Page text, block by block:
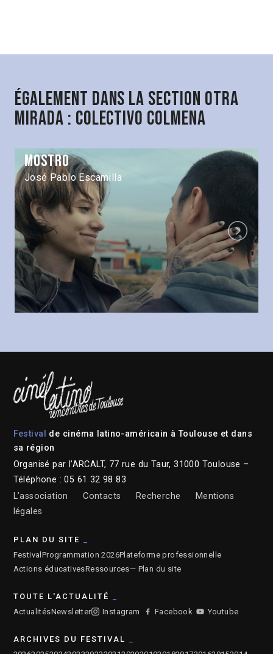
Également dans la section Otra
Mirada : Colectivo Colmena
Mostro
José Pablo Escamilla
Next
Festival de cinéma latino-américain à Toulouse et dans
sa région
Organisé par l’ARCALT, 77 rue du Taur, 31000 Toulouse –
Téléphone : 05 61 32 98 83
L’association
Contacts Recherche
Mentions
légales
PLAN DU SITE
Festival Programmation 2026Plateforme professionnelle
Actions éducativesRessources— Plan du site
TOUTE L'ACTUALITÉ
ActualitésNewsletter Instagram Facebook Youtube
ARCHIVES DU FESTIVAL